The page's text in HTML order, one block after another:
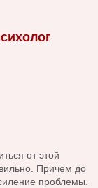
от этой
Причем до
проблемы.